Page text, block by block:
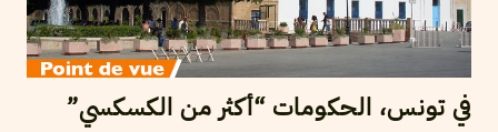
في تونس، الحكومات “أكثر من الكسكسي”